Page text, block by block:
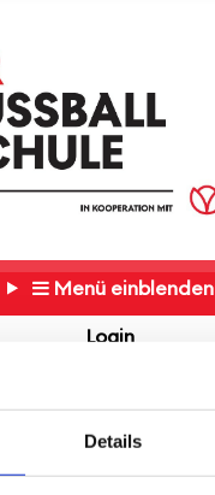
Details
Menü einblenden
Login